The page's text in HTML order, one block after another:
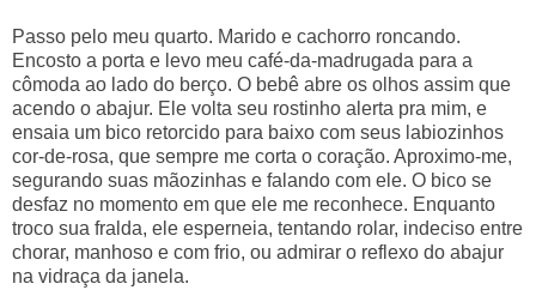
Passo pelo meu quarto. Marido e cachorro roncando.
Encosto a porta e levo meu café-da-madrugada para a
cômoda ao lado do berço. O bebê abre os olhos assim que
acendo o abajur. Ele volta seu rostinho alerta pra mim, e
ensaia um bico retorcido para baixo com seus labiozinhos
cor-de-rosa, que sempre me corta o coração. Aproximo-me,
segurando suas mãozinhas e falando com ele. O bico se
desfaz no momento em que ele me reconhece. Enquanto
troco sua fralda, ele esperneia, tentando rolar, indeciso entre
chorar, manhoso e com frio, ou admirar o reflexo do abajur
na vidraça da janela.